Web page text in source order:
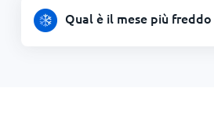
Qual è il mese più